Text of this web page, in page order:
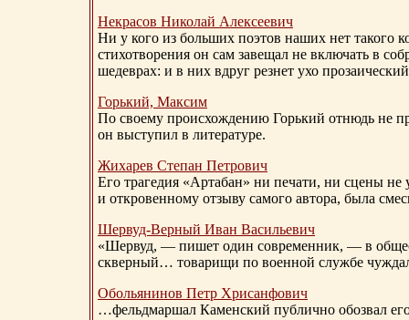
Некрасов Николай Алексеевич
Ни у кого из больших поэтов наших нет такого
стихотворения он сам завещал не включать в
шедеврах: и в них вдруг резнет ухо
Горький, Максим
По своему происхождению Горький отнюдь не
он выступил в литературе.
Жихарев Степан Петрович
Его трагедия «Артабан» ни печати, ни сцены
и откровенному отзыву самого автора, была
Шервуд-Верный Иван Васильевич
«Шервуд, — пишет один современник, — в
скверный… товарищи по военной службе
Обольянинов Петр Хрисанфович
…фельдмаршал Каменский публично обозвал